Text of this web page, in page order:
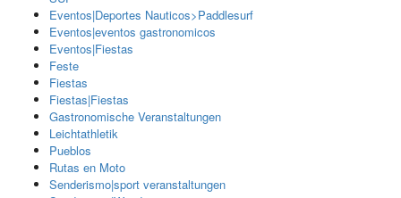
Eventos|Deportes Nauticos>Paddlesurf
Eventos|eventos gastronomicos
Eventos|Fiestas
Feste
Fiestas
Fiestas|Fiestas
Gastronomische Veranstaltungen
Leichtathletik
Pueblos
Rutas en Moto
Senderismo|sport veranstaltungen